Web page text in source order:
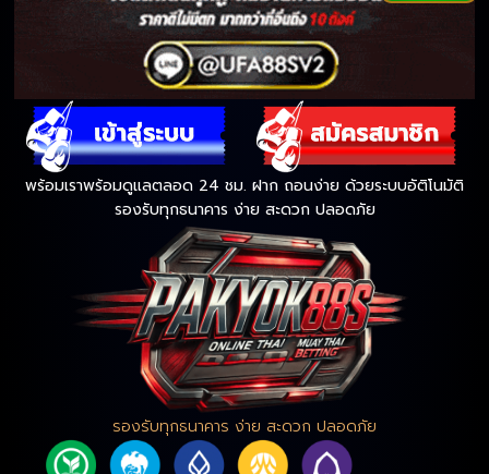
พร้อมเราพร้อมดูแลตลอด 24 ชม. ฝาก ถอนง่าย ด้วยระบบอัติโนมัติ
รองรับทุกธนาคาร ง่าย สะดวก ปลอดภัย
รองรับทุกธนาคาร ง่าย สะดวก ปลอดภัย